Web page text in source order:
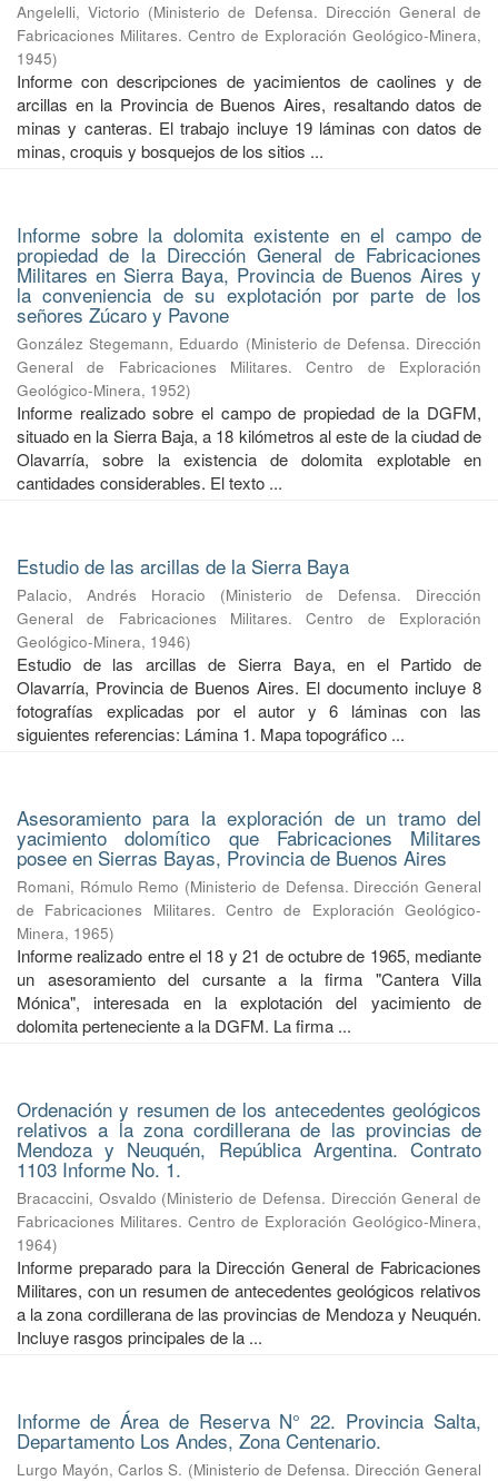
Angelelli, Victorio (Ministerio de Defensa. Dirección General de
Fabricaciones Militares. Centro de Exploración Geológico-Minera,
1945)
Informe con descripciones de yacimientos de caolines y de
arcillas en la Provincia de Buenos Aires, resaltando datos de
minas y canteras. El trabajo incluye 19 láminas con datos de
minas, croquis y bosquejos de los sitios ...
Informe sobre la dolomita existente en el campo de
propiedad de la Dirección General de Fabricaciones
Militares en Sierra Baya, Provincia de Buenos Aires y
la conveniencia de su explotación por parte de los
señores Zúcaro y Pavone
González Stegemann, Eduardo (Ministerio de Defensa. Dirección
General de Fabricaciones Militares. Centro de Exploración
Geológico-Minera, 1952)
Informe realizado sobre el campo de propiedad de la DGFM,
situado en la Sierra Baja, a 18 kilómetros al este de la ciudad de
Olavarría, sobre la existencia de dolomita explotable en
cantidades considerables. El texto ...
Estudio de las arcillas de la Sierra Baya
Palacio, Andrés Horacio (Ministerio de Defensa. Dirección
General de Fabricaciones Militares. Centro de Exploración
Geológico-Minera, 1946)
Estudio de las arcillas de Sierra Baya, en el Partido de
Olavarría, Provincia de Buenos Aires. El documento incluye 8
fotografías explicadas por el autor y 6 láminas con las
siguientes referencias: Lámina 1. Mapa topográfico ...
Asesoramiento para la exploración de un tramo del
yacimiento dolomítico que Fabricaciones Militares
posee en Sierras Bayas, Provincia de Buenos Aires
Romani, Rómulo Remo (Ministerio de Defensa. Dirección General
de Fabricaciones Militares. Centro de Exploración Geológico-
Minera, 1965)
Informe realizado entre el 18 y 21 de octubre de 1965, mediante
un asesoramiento del cursante a la firma "Cantera Villa
Mónica", interesada en la explotación del yacimiento de
dolomita perteneciente a la DGFM. La firma ...
Ordenación y resumen de los antecedentes geológicos
relativos a la zona cordillerana de las provincias de
Mendoza y Neuquén, República Argentina. Contrato
1103 Informe No. 1.
Bracaccini, Osvaldo (Ministerio de Defensa. Dirección General de
Fabricaciones Militares. Centro de Exploración Geológico-Minera,
1964)
Informe preparado para la Dirección General de Fabricaciones
Militares, con un resumen de antecedentes geológicos relativos
a la zona cordillerana de las provincias de Mendoza y Neuquén.
Incluye rasgos principales de la ...
Informe de Área de Reserva N° 22. Provincia Salta,
Departamento Los Andes, Zona Centenario.
Lurgo Mayón, Carlos S. (Ministerio de Defensa. Dirección General